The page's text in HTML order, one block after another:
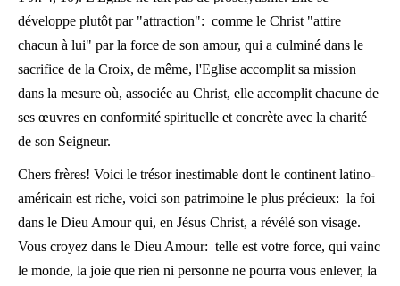
développe plutôt par "attraction": comme le Christ "attire
chacun à lui" par la force de son amour, qui a culminé dans le
sacrifice de la Croix, de même, l'Eglise accomplit sa mission
dans la mesure où, associée au Christ, elle accomplit chacune de
ses œuvres en conformité spirituelle et concrète avec la charité
de son Seigneur.
Chers frères! Voici le trésor inestimable dont le continent latino-
américain est riche, voici son patrimoine le plus précieux: la foi
dans le Dieu Amour qui, en Jésus Christ, a révélé son visage.
Vous croyez dans le Dieu Amour: telle est votre force, qui vainc
le monde, la joie que rien ni personne ne pourra vous enlever, la